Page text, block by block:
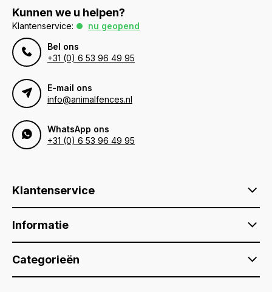
Kunnen we u helpen?
Klantenservice:
nu geopend
Bel ons
+31 (0) 6 53 96 49 95
E-mail ons
info@animalfences.nl
WhatsApp ons
+31 (0) 6 53 96 49 95
Klantenservice
Informatie
Categorieën